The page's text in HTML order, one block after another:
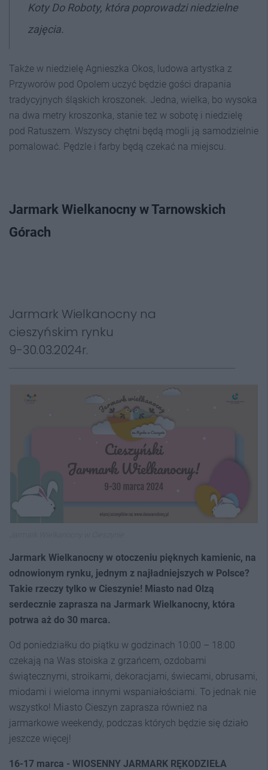
Koty Do Roboty, która poprowadzi niedzielne
zajęcia.
Także w niedzielę Agnieszka Okos, ludowa artystka z
Przyworów pod Opolem uczyć będzie gości drapania
tradycyjnych śląskich kroszonek. Jedna, wielka, bo wysoka
na dwa metry kroszonka, stanie też w sobotę i niedzielę
pod Ratuszem. Wszyscy chętni będą mogli ją samodzielnie
pomalować. Pędzle i farby będą czekać na miejscu.
Jarmark Wielkanocny w Tarnowskich
Górach
Jarmark Wielkanocny na
cieszyńskim rynku
9-30.03.2024r.
Jarmark Wielkanocny w otoczeniu pięknych kamienic, na
odnowionym rynku, jednym z najładniejszych w Polsce?
Takie rzeczy tylko w Cieszynie! Miasto nad Olzą
serdecznie zaprasza na Jarmark Wielkanocny, która
potrwa aż do 30 marca.
Od poniedziałku do piątku w godzinach 10:00 – 18:00
czekają na Was stoiska z grzańcem, ozdobami
świątecznymi, stroikami, dekoracjami, świecami, obrusami,
miodami i wieloma innymi wspaniałościami. To jednak nie
wszystko! Miasto Cieszyn zaprasza również na
jarmarkowe weekendy, podczas których będzie się działo
jeszcze więcej!
16-17 marca - WIOSENNY JARMARK RĘKODZIEŁA